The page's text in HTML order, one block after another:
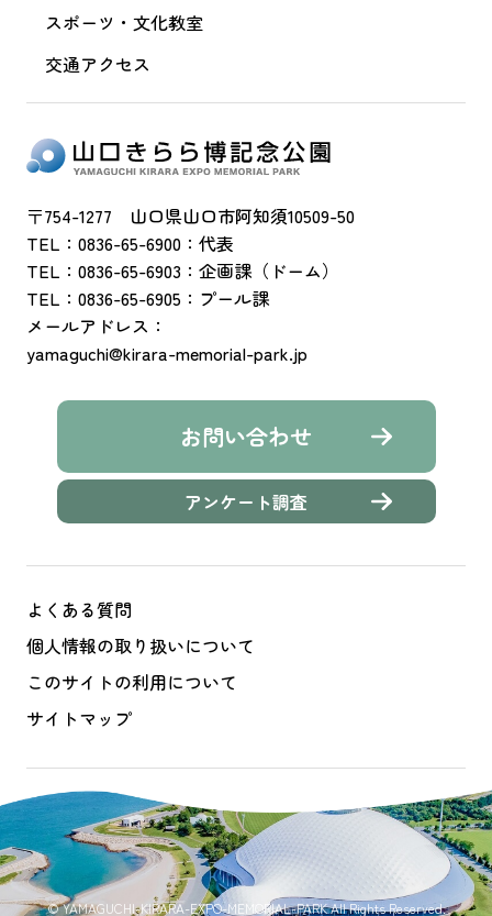
スポーツ・文化教室
交通アクセス
〒754-1277 山口県山口市阿知須10509-50
TEL：0836-65-6900：代表
TEL：0836-65-6903：企画課（ドーム）
TEL：0836-65-6905：プール課
メールアドレス：
yamaguchi@kirara-memorial-park.jp
お問い合わせ
アンケート調査
よくある質問
個人情報の取り扱いについて
このサイトの利用について
サイトマップ
© YAMAGUCHI-KIRARA-EXPO-MEMORIAL-PARK All Rights Reserved.